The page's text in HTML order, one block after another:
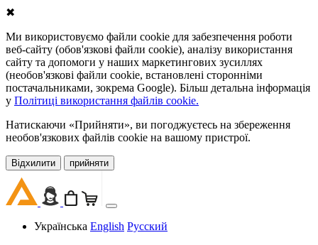
✖
Ми використовуємо файли cookie для забезпечення роботи
веб-сайту (обов'язкові файли cookie), аналізу використання
сайту та допомоги у наших маркетингових зусиллях
(необов'язкові файли cookie, встановлені сторонніми
постачальниками, зокрема Google). Більш детальна інформація
у Політиці використання файлів cookie.
Натискаючи «Прийняти», ви погоджуєтесь на збереження
необов'язкових файлів cookie на вашому пристрої.
Відхилити прийняти
Українська English Русский